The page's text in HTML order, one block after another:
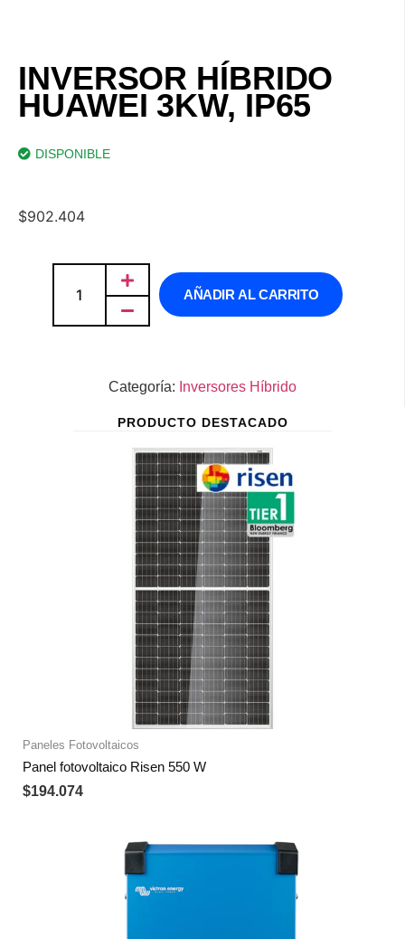
INVERSOR HÍBRIDO
HUAWEI 3KW, IP65
DISPONIBLE
$902.404
AÑADIR AL CARRITO
Categoría: Inversores Híbrido
PRODUCTO DESTACADO
Paneles Fotovoltaicos
Panel fotovoltaico Risen 550 W
$194.074